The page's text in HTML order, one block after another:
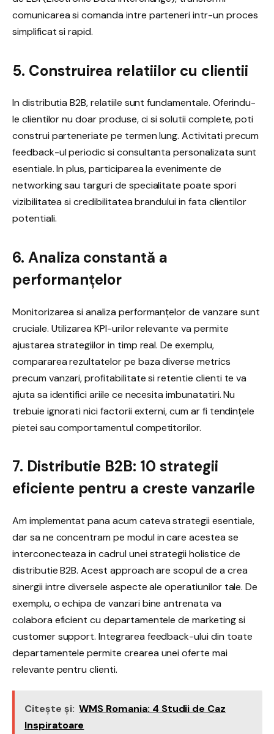
comunicarea si comanda intre parteneri intr-un proces
simplificat si rapid.
5. Construirea relatiilor cu clientii
In distributia B2B, relatiile sunt fundamentale. Oferindu-
le clientilor nu doar produse, ci si solutii complete, poti
construi parteneriate pe termen lung. Activitati precum
feedback-ul periodic si consultanta personalizata sunt
esentiale. In plus, participarea la evenimente de
networking sau targuri de specialitate poate spori
vizibilitatea si credibilitatea brandului in fata clientilor
potentiali.
6. Analiza constantă a
performanțelor
Monitorizarea si analiza performanțelor de vanzare sunt
cruciale. Utilizarea KPI-urilor relevante va permite
ajustarea strategiilor in timp real. De exemplu,
compararea rezultatelor pe baza diverse metrics
precum vanzari, profitabilitate si retentie clienti te va
ajuta sa identifici ariile ce necesita imbunatatiri. Nu
trebuie ignorati nici factorii externi, cum ar fi tendințele
pietei sau comportamentul competitorilor.
7. Distributie B2B: 10 strategii
eficiente pentru a creste vanzarile
Am implementat pana acum cateva strategii esentiale,
dar sa ne concentram pe modul in care acestea se
interconecteaza in cadrul unei strategii holistice de
distributie B2B. Acest approach are scopul de a crea
sinergii intre diversele aspecte ale operatiunilor tale. De
exemplu, o echipa de vanzari bine antrenata va
colabora eficient cu departamentele de marketing si
customer support. Integrarea feedback-ului din toate
departamentele permite crearea unei oferte mai
relevante pentru clienti.
Citește și: WMS Romania: 4 Studii de Caz
Inspiratoare